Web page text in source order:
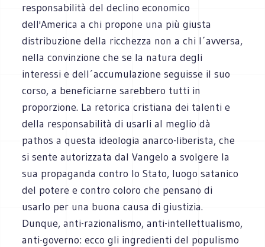
responsabilità del declino economico
dell'America a chi propone una più giusta
distribuzione della ricchezza non a chi l´avversa,
nella convinzione che se la natura degli
interessi e dell´accumulazione seguisse il suo
corso, a beneficiarne sarebbero tutti in
proporzione. La retorica cristiana dei talenti e
della responsabilità di usarli al meglio dà
pathos a questa ideologia anarco-liberista, che
si sente autorizzata dal Vangelo a svolgere la
sua propaganda contro lo Stato, luogo satanico
del potere e contro coloro che pensano di
usarlo per una buona causa di giustizia.
Dunque, anti-razionalismo, anti-intellettualismo,
anti-governo: ecco gli ingredienti del populismo